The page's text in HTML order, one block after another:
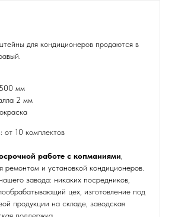
для кондиционеров продаются в
мм
2 мм
от 10 комплектов
работе с копманиями
ремонтом и установкой кондиционеров.
завода: никаких посредников,
цех, изготовление под
продукции на складе, заводская